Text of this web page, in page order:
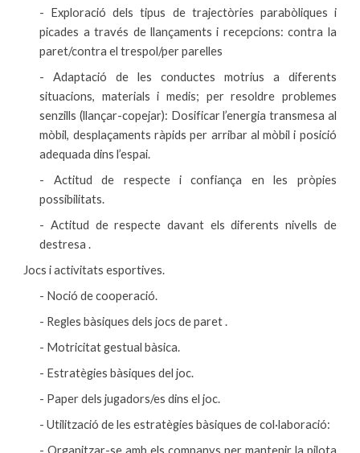
- Exploració dels tipus de trajectòries parabòliques i
picades a través de llançaments i recepcions: contra la
paret/contra el trespol/per parelles
- Adaptació de les conductes motrius a diferents
situacions, materials i medis; per resoldre problemes
senzills (llançar-copejar): Dosificar l’energia transmesa al
mòbil, desplaçaments ràpids per arribar al mòbil i posició
adequada dins l’espai.
- Actitud de respecte i confiança en les pròpies
possibilitats.
- Actitud de respecte davant els diferents nivells de
destresa .
Jocs i activitats esportives.
- Noció de cooperació.
- Regles bàsiques dels jocs de paret .
- Motricitat gestual bàsica.
- Estratègies bàsiques del joc.
- Paper dels jugadors/es dins el joc.
- Utilització de les estratègies bàsiques de col·laboració:
- Organitzar-se amb els companys per mantenir la pilota